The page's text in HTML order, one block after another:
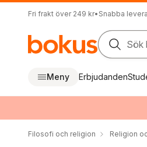
Fri frakt över 249 kr• Snabba
Sök
Meny Erbjudanden
Filosofi och religion Religion